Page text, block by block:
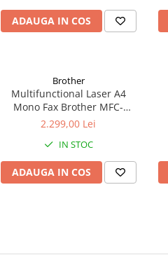
ADAUGA IN COS
Brother
Multifunctional Laser A4
Mono Fax Brother MFC-
L5710DN
2.299,00 Lei
IN STOC
ADAUGA IN COS